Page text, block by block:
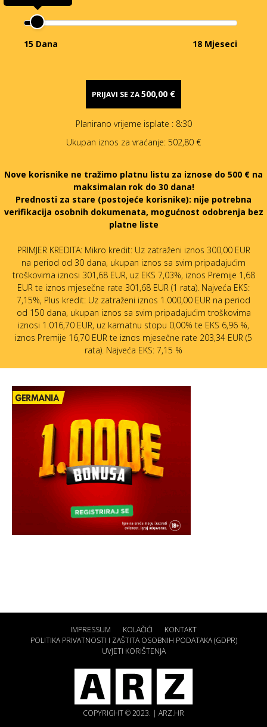
15 Dana 18 Mjeseci
PRIJAVI SE ZA500,00 €
Planirano vrijeme isplate : 8:30
Ukupan iznos za vraćanje: 502,80 €
Nove korisnike ne tražimo platnu listu za iznose do 500 € na
maksimalan rok do 30 dana!
Prednosti za stare (postojeće korisnike): nije potrebna
verifikacija osobnih dokumenata, mogućnost odobrenja bez
platne liste
PRIMJER KREDITA: Mikro kredit: Uz zatraženi iznos 300,00 EUR
na period od 30 dana, ukupan iznos sa svim pripadajućim
troškovima iznosi 301,68 EUR, uz EKS 7,03%, iznos Premije 1,68
EUR te iznos mjesečne rate 301,68 EUR (1 rata). Najveća EKS:
7,15%, Plus kredit: Uz zatraženi iznos 1.000,00 EUR na period
od 150 dana, ukupan iznos sa svim pripadajućim troškovima
iznosi 1.016,70 EUR, uz kamatnu stopu 0,00% te EKS 6,96 %,
iznos Premije 16,70 EUR te iznos mjesečne rate 203,34 EUR (5
rata). Najveća EKS: 7,15 %
IMPRESSUM KOLAČIĆI
KONTAKT
POLITIKA PRIVATNOSTI I ZAŠTITA OSOBNIH PODATAKA (GDPR)
UVJETI KORIŠTENJA
COPYRIGHT © 2023. | ARZ.HR